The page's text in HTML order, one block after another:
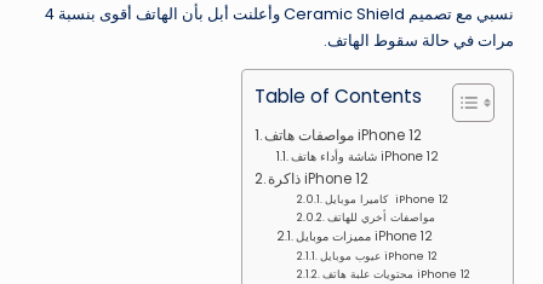
نسبي مع تصميم Ceramic Shield وأعلنت أبل بأن الهاتف أقوى بنسبة 4
مرات في حالة سقوط الهاتف.
Table of Contents
مواصفات هاتف iPhone 12
شاشة وأداء هاتف iPhone 12
ذاكرة iPhone 12
كاميرا موبايل iPhone 12
مواصفات أخري للهاتف
مميزات موبايل iPhone 12
عيوب موبايل iPhone 12
محتويات علبة هاتف iPhone 12